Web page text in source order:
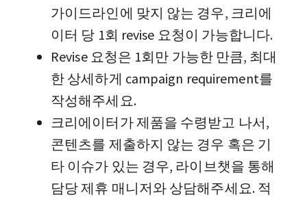
가이드라인에 맞지 않는 경우, 크리에
이터 당 1회 revise 요청이 가능합니다.
Revise 요청은 1회만 가능한 만큼, 최대
한 상세하게 campaign requirement를
작성해주세요.
크리에이터가 제품을 수령받고 나서,
콘텐츠를 제출하지 않는 경우 혹은 기
타 이슈가 있는 경우, 라이브챗을 통해
담당 제휴 매니저와 상담해주세요. 적